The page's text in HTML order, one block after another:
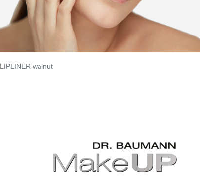
LIPLINER walnut